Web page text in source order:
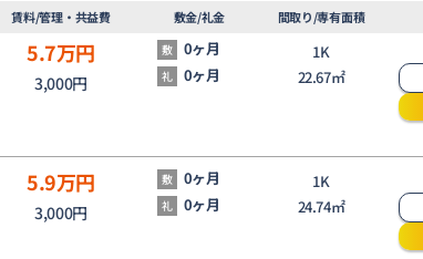
賃料/管理・共益費 敷金/礼金 間取り/専有面積
5.7万円
3,000円
敷 0ヶ月
礼 0ヶ月
1K
22.67㎡
5.9万円
3,000円
敷 0ヶ月
礼 0ヶ月
1K
24.74㎡